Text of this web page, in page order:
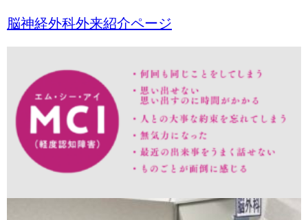
脳神経外科外来紹介ページ